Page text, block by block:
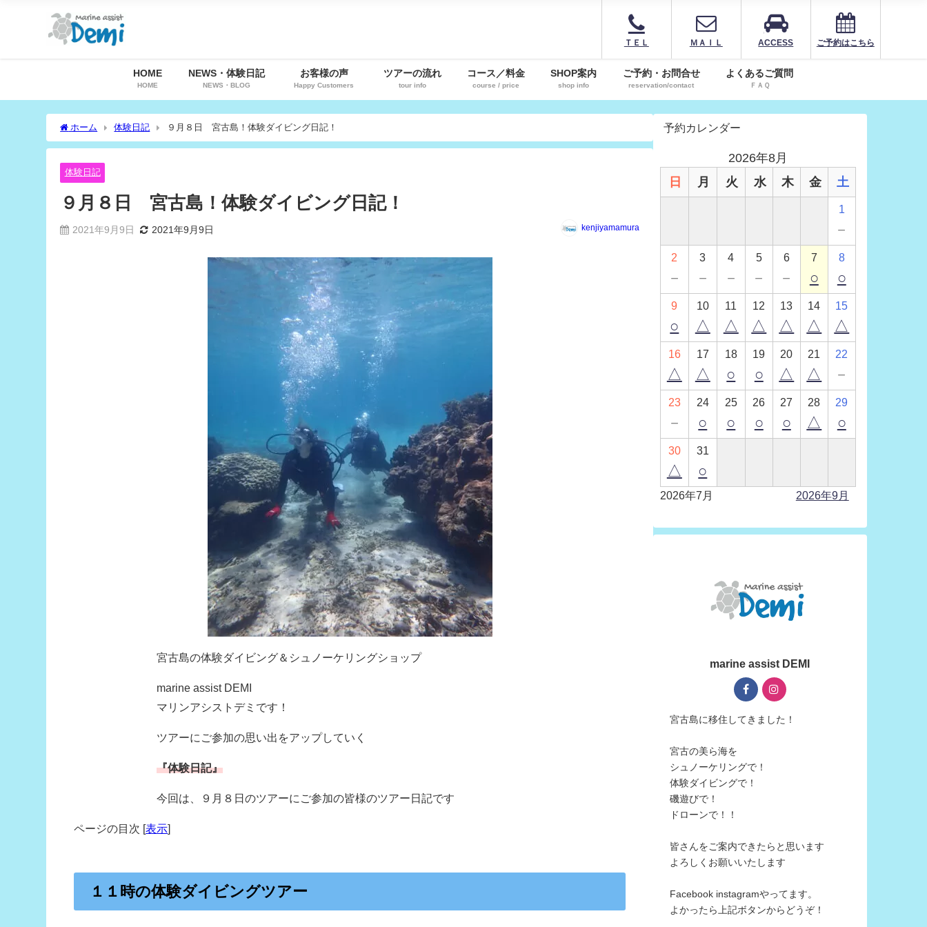
ＴＥＬ ＭＡＩＬ ACCESS ご予約はこちら
HOME
HOME
NEWS・体験日記
NEWS・BLOG
お客様の声
Happy Customers
ツアーの流れ
tour info
コース／料金
course / price
SHOP案内
shop info
ご予約・お問合せ
reservation/contact
よくあるご質問
ＦＡＱ
ホーム 体験日記 ９月８日 宮古島！体験ダイビング日記！
体験日記
９月８日 宮古島！体験ダイビング日記！
2021年9月9日 2021年9月9日 kenjiyamamura
宮古島の体験ダイビング＆シュノーケリングショップ
marine assist DEMI
マリンアシストデミです！
ツアーにご参加の思い出をアップしていく
『体験日記』
今回は、９月８日のツアーにご参加の皆様のツアー日記です
ページの目次 [表示]
１１時の体験ダイビングツアー
予約カレンダー
2026年8月
日
月 火 水 木 金 土
1
－
2
－
3
－
4
－
5
－
6
－
7
○
8
○
9
○
10
△
11
△
12
△
13
△
14
△
15
△
16
△
17
△
18
○
19
○
20
△
21
△
22
－
23
－
24
○
25
○
26
○
27
○
28
△
29
○
30
△
31
○
2026年7月 2026年9月
marine assist DEMI
宮古島に移住してきました！
宮古の美ら海を
シュノーケリングで！
体験ダイビングで！
磯遊びで！
ドローンで！！
皆さんをご案内できたらと思います
よろしくお願いいたします
Facebook instagramやってます。
よかったら上記ボタンからどうぞ！